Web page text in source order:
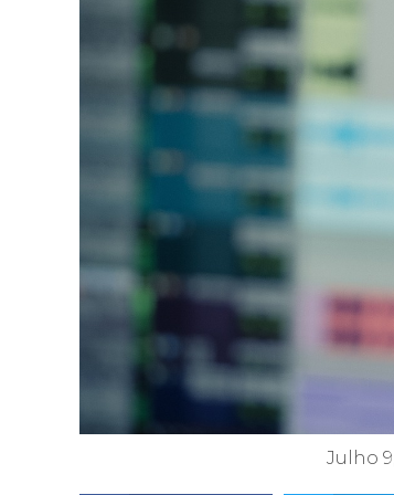
Julho